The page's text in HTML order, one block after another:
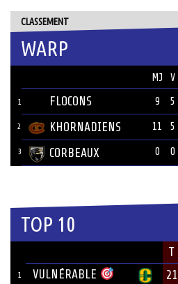
CLASSEMENT
WARP
MJ V
1 FLOCONS 9 5
2 KHORNADIENS 11 5
3 CORBEAUX 0 0
TOP 10
T
1 VULNÉRABLE 21